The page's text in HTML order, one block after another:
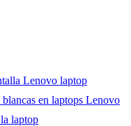
Lenovo laptop
blancas en laptops Lenovo
laptop